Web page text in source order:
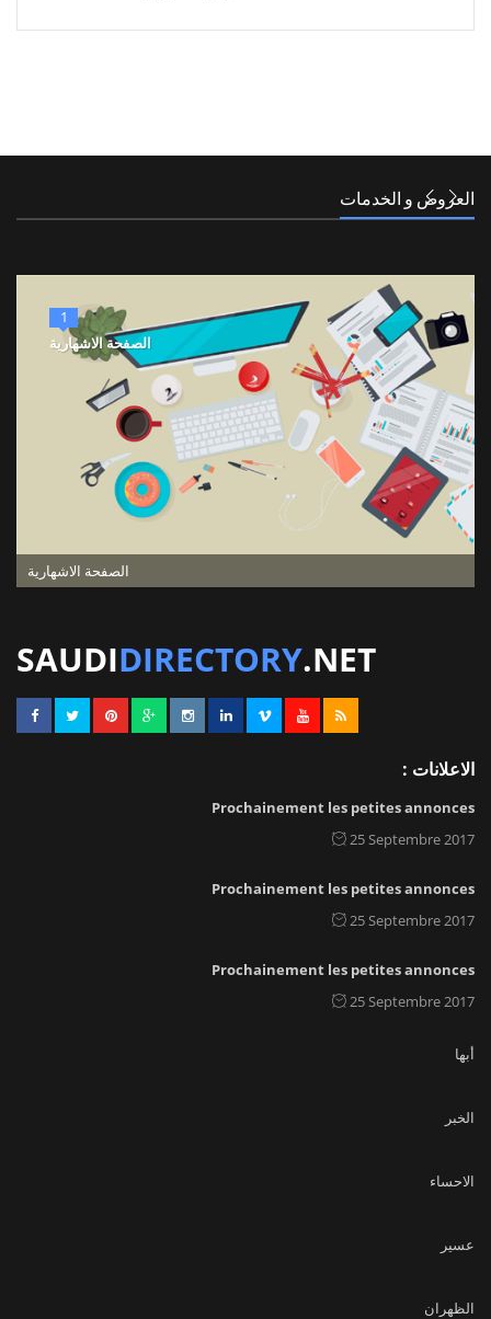
العروض و الخدمات
1
الصفحة الاشهارية
الصفحة الاشهارية
SAUDIDIRECTORY.NET
الاعلانات :
Prochainement les petites annonces
25 Septembre 2017
Prochainement les petites annonces
25 Septembre 2017
Prochainement les petites annonces
25 Septembre 2017
أبها
الخبر
الاحساء
عسير
الظهران